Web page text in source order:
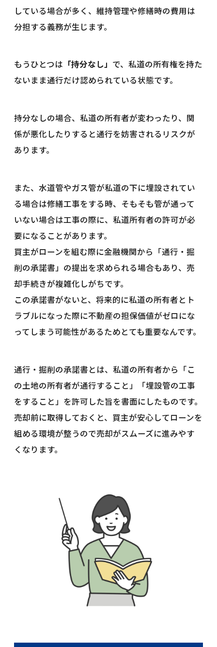
している場合が多く、維持管理や修繕時の費用は
分担する義務が生じます。
もうひとつは 「持分なし」 で、私道の所有権を持た
ないまま通行だけ認められている状態です。
持分なしの場合、私道の所有者が変わったり、関
係が悪化したりすると通行を妨害されるリスクが
あります。
また、水道管やガス管が私道の下に埋設されてい
る場合は修繕工事をする時、そもそも管が通って
いない場合は工事の際に、私道所有者の許可が必
要になることがあります。
買主がローンを組む際に金融機関から「通行・掘
削の承諾書」の提出を求められる場合もあり、売
却手続きが複雑化しがちです。
この承諾書がないと、将来的に私道の所有者とト
ラブルになった際に不動産の担保価値がゼロにな
ってしまう可能性があるためとても重要なんです。
通行・掘削の承諾書とは、私道の所有者から「こ
の土地の所有者が通行すること」「埋設管の工事
をすること」を許可した旨を書面にしたものです。
売却前に取得しておくと、買主が安心してローンを
組める環境が整うので売却がスムーズに進みやす
くなります。